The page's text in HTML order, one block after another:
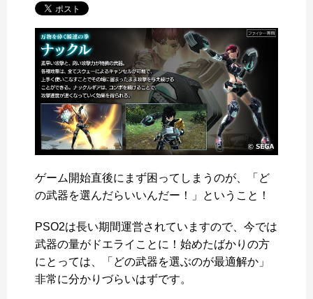
ゲーム開始直後にまず困ってしまうのが、「ど
の武器を選んだらいいんだー！」ということ！
PSO2は長い期間運営されていますので、今では
武器の量がドエライことに！始めたばかりの方
にとっては、「どの武器を選ぶのが最適解か」
非常に分かりづらいはずです。